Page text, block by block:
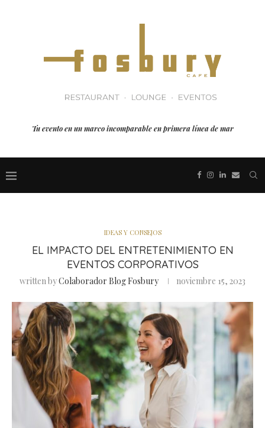
Tu evento en un marco incomparable en primera línea de mar
IDEAS Y CONSEJOS
EL IMPACTO DEL ENTRETENIMIENTO EN
EVENTOS CORPORATIVOS
written byColaborador Blog Fosbury noviembre 15, 2023